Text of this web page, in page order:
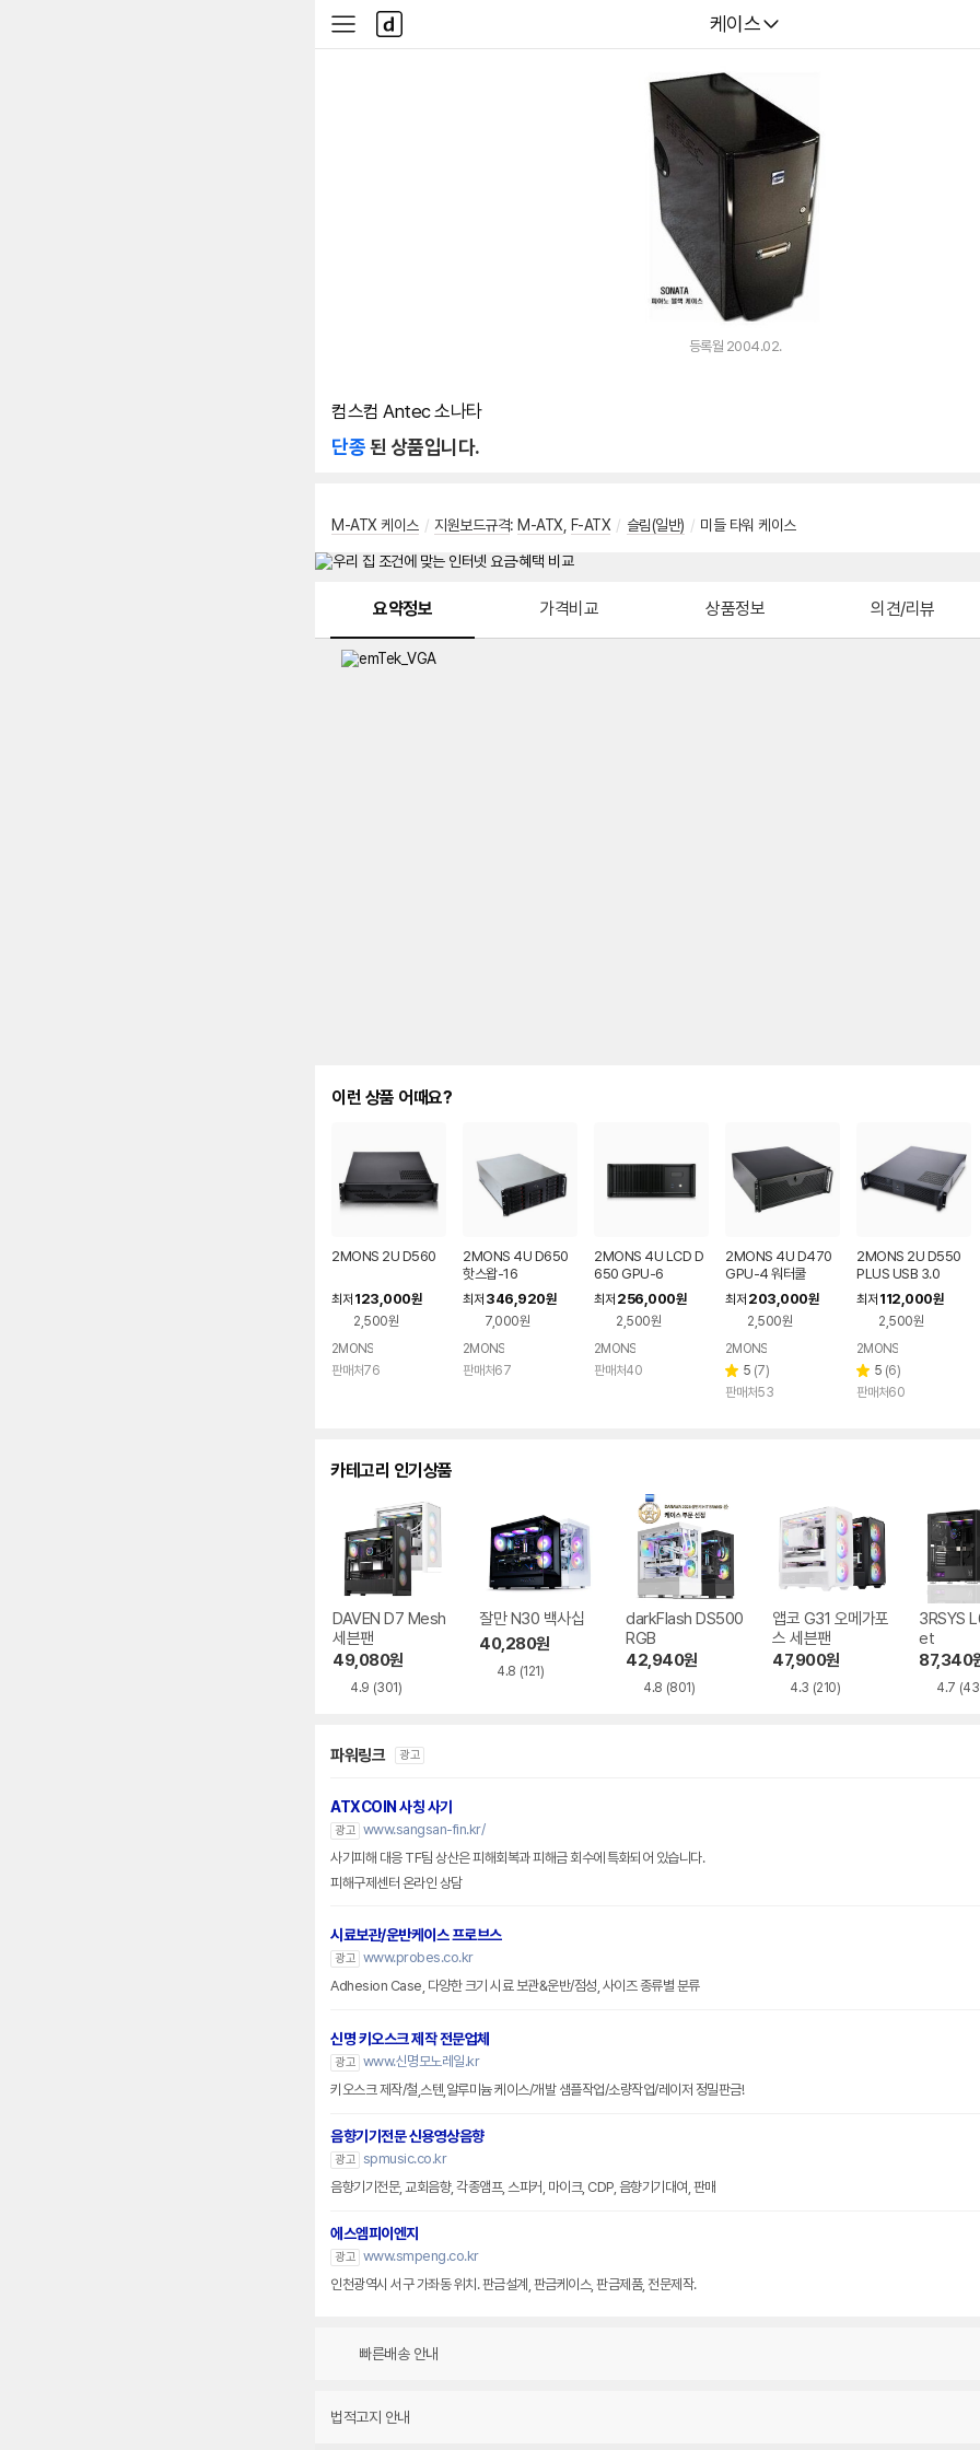
다나와
케이스
사
이
다
나
와
등록월 2004.02.
컴스컴 Antec 소나타
단종된 상품입니다.
M-ATX 케이스 / 지원보드규격: M-ATX F-ATX / 슬림(일반) / 미들 타워 케이스
요약정보 가격비교 상품정보 의견/리뷰
이런 상품 어때요?
2MONS 2U D560
최저 123,000원
2,500원
2MONS
판매처76
2MONS 4U D650
핫스왑-16
최저 346,920원
7,000원
2MONS
판매처67
2MONS 4U LCD D
650 GPU-6
최저 256,000원
2,500원
2MONS
판매처40
2MONS 4U D470
GPU-4 워터쿨
최저 203,000원
2,500원
2MONS
별
점
5 리
뷰
(7)
판매처53
2MONS 2U D550
PLUS USB 3.0
최저 112,000원
2,500원
2MONS
별
점
5 리
뷰
(6)
판매처60
카테고리 인기상품
DAVEN D7 Mesh
세븐팬
49,080원
4.9 (301)
잘만 N30 백사십
40,280원
4.8 (121)
darkFlash DS500
RGB
42,940원
4.8 (801)
앱코 G31 오메가포
스 세븐팬
47,900원
4.3 (210)
3RSYS
et
87,340
4.7
파워링크 광고
ATXCOIN 사칭 사기
광고 www.sangsan-fin.kr/
사기피해 대응 TF팀 상산은 피해회복과 피해금 회수에 특화되어 있습니다.
피해구제센터 온라인 상담
시료보관/운반케이스 프로브스
광고 www.probes.co.kr
Adhesion Case, 다양한 크기 시료 보관&운반/점성, 사이즈 종류별 분류
신명 키오스크 제작 전문업체
광고 www.신명모노레일.kr
키오스크 제작/철,스텐,알루미늄 케이스/개발 샘플작업/소량작업/레이저 정밀판금!
음향기기전문 신용영상음향
광고 spmusic.co.kr
음향기기전문, 교회음향, 각종앰프, 스피커, 마이크, CDP, 음향기기대여, 판매
에스엠피이엔지
광고 www.smpeng.co.kr
인천광역시 서구 가좌동 위치. 판금설계, 판금케이스, 판금제품, 전문제작.
빠른배송 안내
법적고지 안내